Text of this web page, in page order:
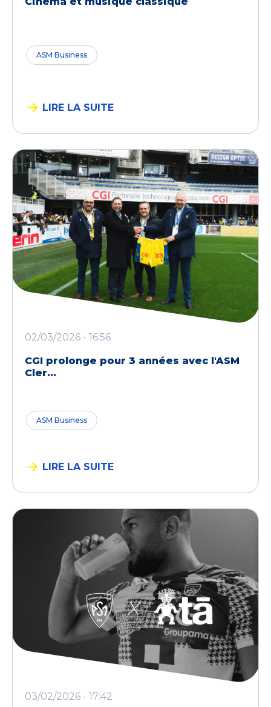
ASM Business
LIRE LA SUITE
02/03/2026 - 16:56
CGI prolonge pour 3 années avec l'ASM
Cler...
ASM Business
LIRE LA SUITE
03/02/2026 - 17:42